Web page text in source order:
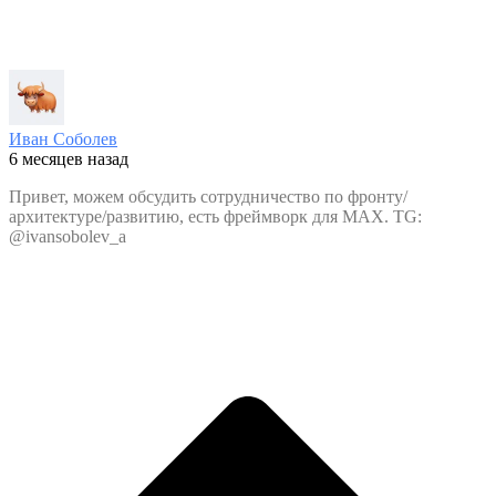
Иван Соболев
6 месяцев назад
Привет, можем обсудить сотрудничество по фронту/
архитектуре/развитию, есть фреймворк для MAX. TG:
@ivansobolev_a